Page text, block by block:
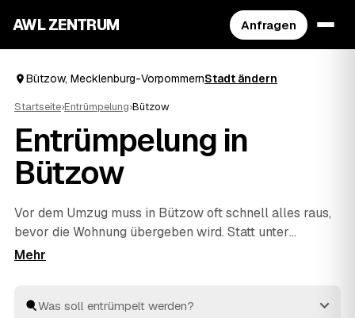
AWL ZENTRUM Anfragen
Bützow, Mecklenburg-VorpommernStadt ändern
Startseite›Entrümpelung›Bützow
Entrümpelung in
Bützow
Vor dem Umzug muss in Bützow oft schnell alles raus,
bevor die Wohnung übergeben wird. Statt unter
Zeitdruck den erstbesten Betrieb zu nehmen, stellen
SchwaanundNeukloster. So vergleichen Sie Preise und